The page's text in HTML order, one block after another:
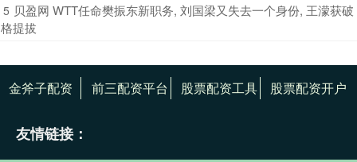
5 ​贝盈网 WTT任命樊振东新职务, 刘国梁又失去一个身份, 王濛获破
格提拔
金斧子配资 前三配资平台 股票配资工具 股票配资开户
友情链接：